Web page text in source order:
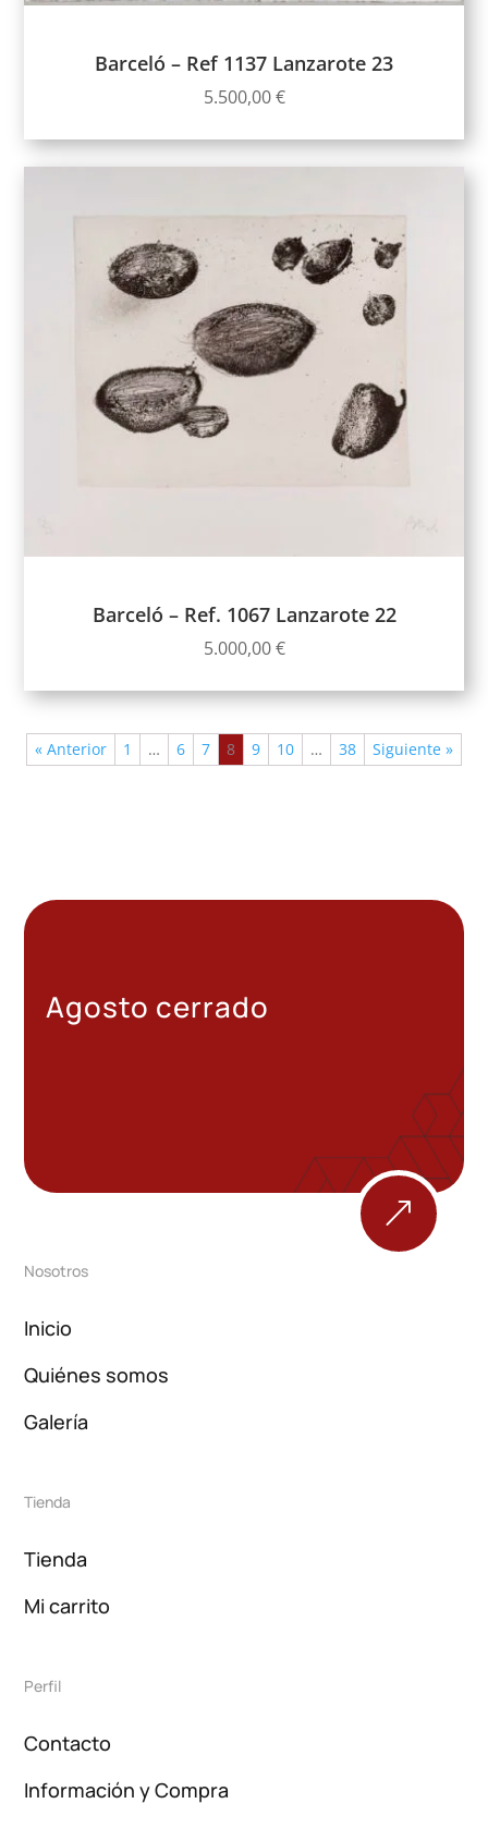
Barceló – Ref 1137 Lanzarote 23
5.500,00€
Barceló – Ref. 1067 Lanzarote 22
5.000,00€
« Anterior 1 … 6 7 8 9 10 … 38 Siguiente »
Agosto cerrado
&
Nosotros
Inicio
Quiénes somos
Galería
Tienda
Tienda
Mi carrito
Perfil
Contacto
Información y Compra